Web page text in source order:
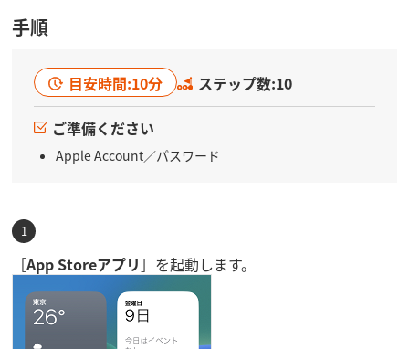
手順
目安時間:10分 ステップ数:10
ご準備ください
Apple Account／パスワード
［App Storeアプリ］を起動します。